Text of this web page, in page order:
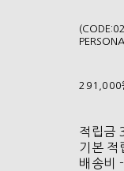
(CODE:02
291,000
적립금
기본 적
배송비 -